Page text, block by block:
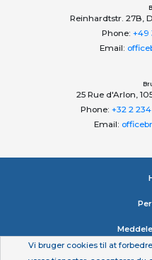
Reinhardtstr. 27B,
Phone: +49
Email:
25 Rue d'Arlon,
Phone: +32 2 234
Email:
Vi bruger cookies til at